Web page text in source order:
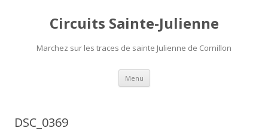
Circuits Sainte-Julienne
Marchez sur les traces de sainte Julienne de Cornillon
Menu Aller
contenu
DSC_0369